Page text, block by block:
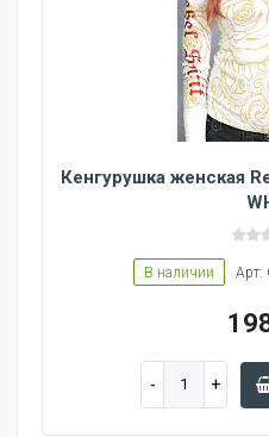
Кенгурушка женская
В наличии Арт: